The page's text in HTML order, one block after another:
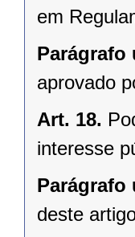
em
Parágrafo
aprovado
Art. 18.
interesse
Parágrafo
deste